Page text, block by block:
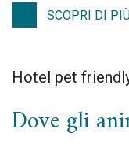
SCOPRI DI
Hotel pet
Dove gli